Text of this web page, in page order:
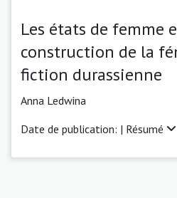
Les états de femme
construction de la
fiction durassienne
Anna Ledwina
Date de publication: | Résumé